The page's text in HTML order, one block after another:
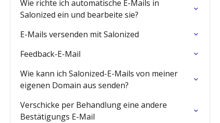
Wie richte ich automatische E-Mails in
Salonized ein und bearbeite sie?
E-Mails versenden mit Salonized
Feedback-E-Mail
Wie kann ich Salonized-E-Mails von meiner
eigenen Domain aus senden?
Verschicke per Behandlung eine andere
Bestätigungs E-Mail